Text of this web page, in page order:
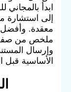
ابدأ
إلى استشارة
معقدة. وأفضل
ملخص من صفحة
وإرسال
الأساسية قبل